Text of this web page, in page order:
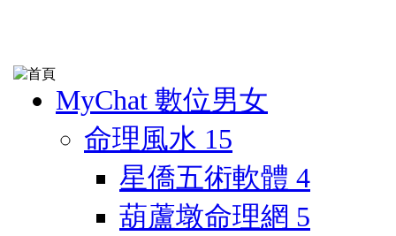
MyChat 數位男女
命理風水 15
星僑五術軟體 4
葫蘆墩命理網 5